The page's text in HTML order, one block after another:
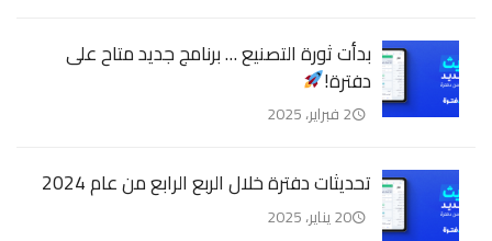
بدأت ثورة التصنيع … برنامج جديد متاح على
دفترة!
2 فبراير، 2025
تحديثات دفترة خلال الربع الرابع من عام 2024
20 يناير، 2025